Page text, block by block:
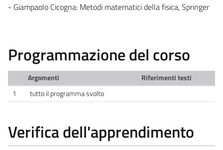
- Giampaolo Cicogna: Metodi matematici della fisica, Springer
Programmazione del corso
Argomenti
Riferimenti testi
1
tutto il programma svolto
Verifica dell'apprendimento